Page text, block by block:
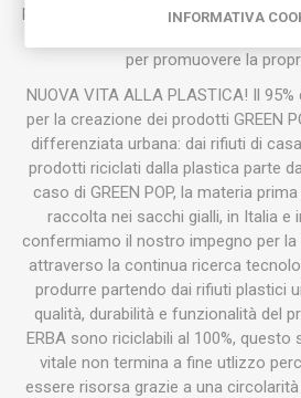
prezzo, questo perché la nostra
per promuovere la
NUOVA VITA ALLA PLASTICA! Il
per la creazione dei prodotti GREEN
differenziata urbana: dai rifiuti di
prodotti riciclati dalla plastica parte
caso di GREEN POP, la materia
raccolta nei sacchi gialli, in Italia e
confermiamo il nostro impegno per
attraverso la continua ricerca
produrre partendo dai rifiuti plastici
qualità, durabilità e funzionalità del
ERBA sono riciclabili al 100%,
vitale non termina a fine utlizzo
essere risorsa grazie a una
INFORMATIVA